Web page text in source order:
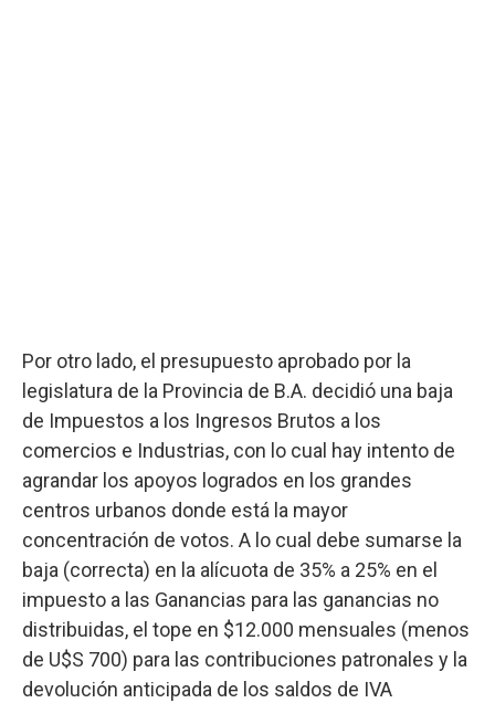
Por otro lado, el presupuesto aprobado por la
legislatura de la Provincia de B.A. decidió una baja
de Impuestos a los Ingresos Brutos a los
comercios e Industrias, con lo cual hay intento de
agrandar los apoyos logrados en los grandes
centros urbanos donde está la mayor
concentración de votos. A lo cual debe sumarse la
baja (correcta) en la alícuota de 35% a 25% en el
impuesto a las Ganancias para las ganancias no
distribuidas, el tope en $12.000 mensuales (menos
de U$S 700) para las contribuciones patronales y la
devolución anticipada de los saldos de IVA